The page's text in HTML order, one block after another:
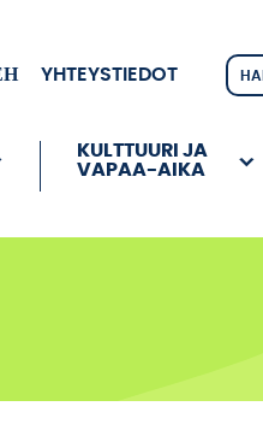
YHTEYSTIEDOT
KULTTUURI JA
VAPAA-AIKA